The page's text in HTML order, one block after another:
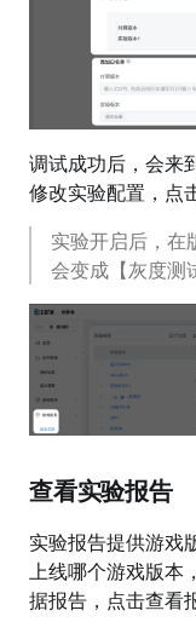
调试成功后，会来
修改实验配置，点
实验开启后，在
会变成【灰度测
查看实验报告
实验报告提供游戏
上线哪个游戏版本
据报告，点击查看